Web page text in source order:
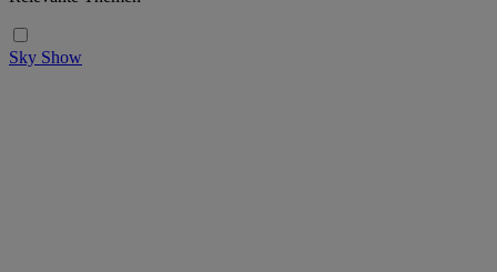
Sky Show